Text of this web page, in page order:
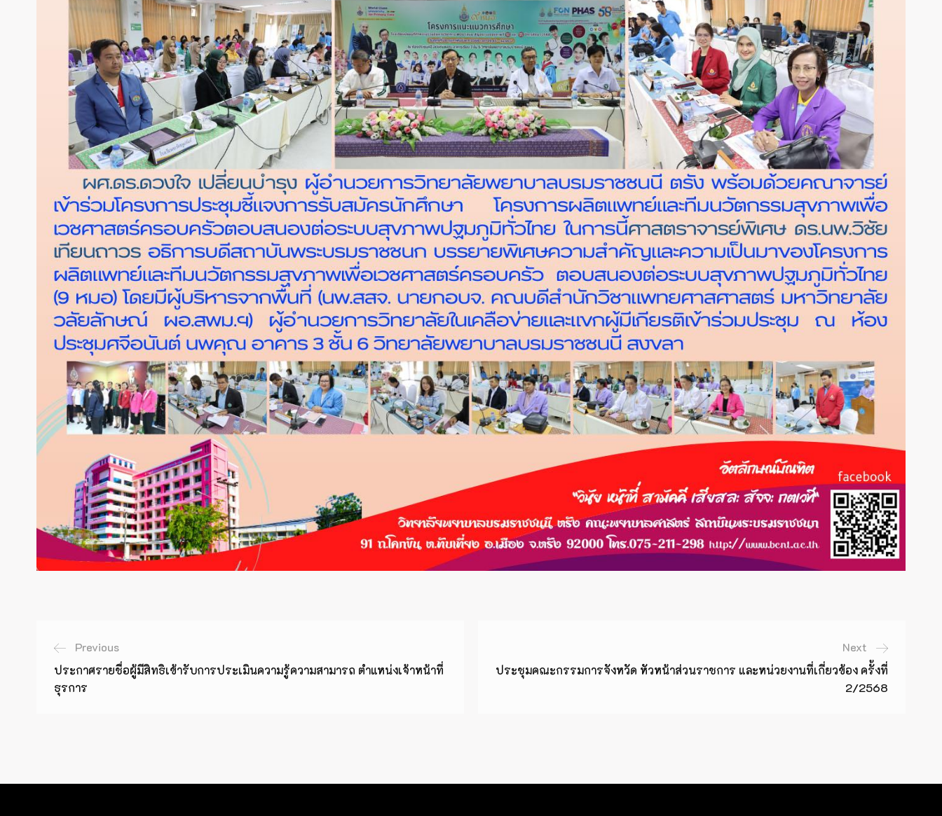
Previous
ประกาศรายชื่อผู้มีสิทธิเข้ารับการประเมินความรู้ความสามารถ ตำแหน่งเจ้าหน้าที่
ธุรการ
Next
ประชุมคณะกรรมการจังหวัด หัวหน้าส่วนราชการ และหน่วยงานที่เกี่ยวข้อง ครั้งที่
2/2568